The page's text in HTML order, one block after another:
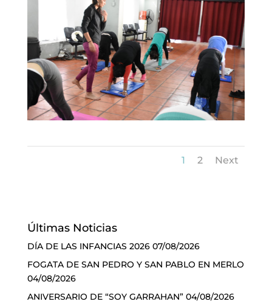
1 2 Next
Últimas Noticias
DÍA DE LAS INFANCIAS 2026 07/08/2026
FOGATA DE SAN PEDRO Y SAN PABLO EN MERLO
04/08/2026
ANIVERSARIO DE “SOY GARRAHAN” 04/08/2026